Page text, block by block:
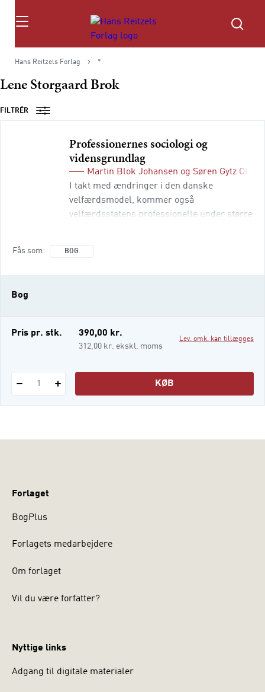
Søg
Hans Reitzels Forlag *
Lene Storgaard Brok
FILTRÉR
Professionernes sociologi og
vidensgrundlag
Martin Blok Johansen og Søren Gytz
I takt med ændringer i den danske
velfærdsmodel, kommer også
velfærdsstatens professionelle under større
udvikling. Antol
Fås som BOG
Bog
Pris pr. stk. 390,00 kr.
312,00 kr. ekskl. moms
Lev. omk. kan tillægges
1 KØB
Forlaget
BogPlus
Forlagets medarbejdere
Om forlaget
Vil du være forfatter?
Nyttige links
Adgang til digitale materialer